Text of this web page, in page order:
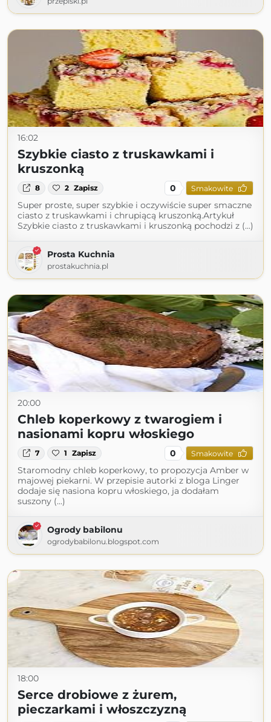
16:02
Szybkie ciasto z truskawkami i
kruszonką
8 2 Zapisz 0 Smakowite
Super proste, super szybkie i oczywiście super smaczne
ciasto z truskawkami i chrupiącą kruszonką.Artykuł
Szybkie ciasto z truskawkami i kruszonką pochodzi z (...)
Prosta Kuchnia
prostakuchnia.pl
20:00
Chleb koperkowy z twarogiem i
nasionami kopru włoskiego
7 1 Zapisz 0 Smakowite
Staromodny chleb koperkowy, to propozycja Amber w
majowej piekarni. W przepisie autorki z bloga Linger
dodaje się nasiona kopru włoskiego, ja dodałam
suszony (...)
Ogrody babilonu
ogrodybabilonu.blogspot.com
18:00
Serce drobiowe z żurem,
pieczarkami i włoszczyzną